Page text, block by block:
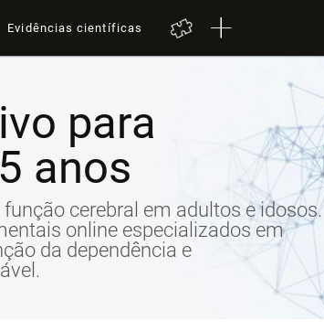
Evidências científicas
para
anos
cerebral em adultos e idosos.
online especializados em
da dependência e